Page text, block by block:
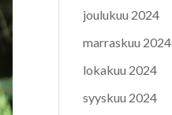
joulukuu 2024
marraskuu 2024
lokakuu 2024
syyskuu 2024